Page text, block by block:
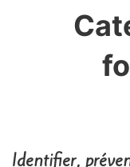
Identifier,